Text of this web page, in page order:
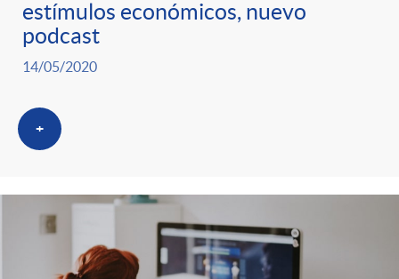
estímulos económicos, nuevo
podcast
14/05/2020
+